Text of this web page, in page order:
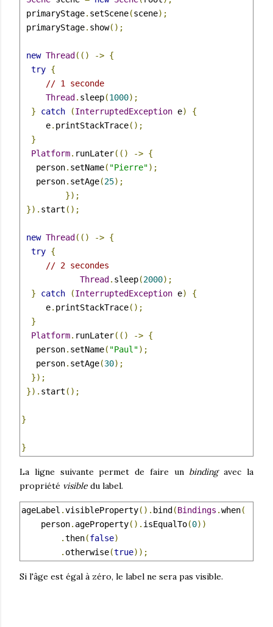
primaryStage. setScene(scene);
primaryStage. show();
new Thread (() -> {
try {
// 1 seconde
Thread . sleep(1000);
}
catch (InterruptedException e)
{
     e
. printStackTrace();
}
Platform. runLater(() -> {
   person
. setName( "Pierre");
   person
. setAge(25);
});
}). start ();
new Thread (() -> {
try {
// 2 secondes
Thread . sleep(2000);
}
catch (InterruptedException e)
{
     e
. printStackTrace();
}
Platform. runLater(() -> {
   person
. setName( "Paul");
   person
. setAge(30);
});
}). start ();
}
}
La ligne suivante permet de faire un bindingavec la
propriété visible du label.
ageLabel .visibleProperty(). bind (Bindings .when(
    person
. ageProperty(). isEqualTo(0))
.then(false)
. otherwise(true));
Si l'âge est égal à zéro, le label ne sera pas visible.